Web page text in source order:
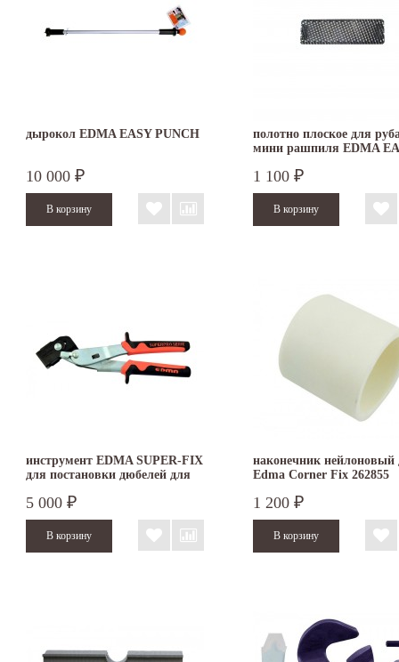
дырокол EDMA EASY PUNCH
10 000 ₽
полотно плоское для
мини рашпиля EDMA
1 100 ₽
инструмент EDMA SUPER-FIX
для постановки дюбелей для
5 000 ₽
наконечник нейлоновый
Edma Corner Fix 262855
1 200 ₽